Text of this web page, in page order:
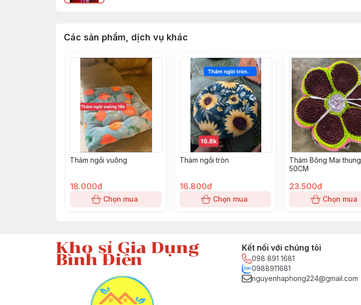
Các sản phẩm, dịch vụ khác
Thảm ngồi vuông
18.000đ
Chọn mua
Thảm ngồi tròn
16.800đ
Chọn mua
Thảm Bông Mai thung
50CM
23.500đ
Chọn mua
Kho sỉ Gia Dụng
Bình Điền
Kết nối với chúng tôi
098 891 1681
0988911681
nguyenhaphong224@gmail.com